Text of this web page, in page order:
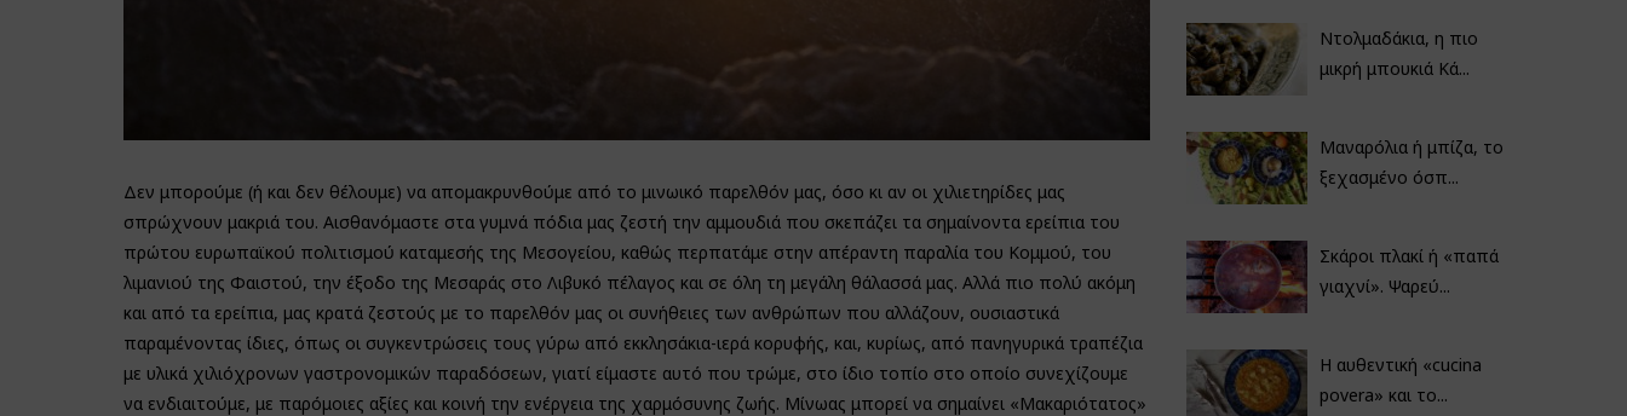
Δεν μπορούμε (ή και δεν θέλουμε) να απομακρυνθούμε από το μινωικό παρελθόν μας, όσο κι αν οι χιλιετηρίδες μας
σπρώχνουν μακριά του. Αισθανόμαστε στα γυμνά πόδια μας ζεστή την αμμουδιά που σκεπάζει τα σημαίνοντα ερείπια του
πρώτου ευρωπαϊκού πολιτισμού καταμεσής της Μεσογείου, καθώς περπατάμε στην απέραντη παραλία του Κομμού, του
λιμανιού της Φαιστού, την έξοδο της Μεσαράς στο Λιβυκό πέλαγος και σε όλη τη μεγάλη θάλασσά μας. Αλλά πιο πολύ ακόμη
και από τα ερείπια, μας κρατά ζεστούς με το παρελθόν μας οι συνήθειες των ανθρώπων που αλλάζουν, ουσιαστικά
παραμένοντας ίδιες, όπως οι συγκεντρώσεις τους γύρω από εκκλησάκια-ιερά κορυφής, και, κυρίως, από πανηγυρικά τραπέζια
με υλικά χιλιόχρονων γαστρονομικών παραδόσεων, γιατί είμαστε αυτό που τρώμε, στο ίδιο τοπίο στο οποίο συνεχίζουμε
να ενδιαιτούμε, με παρόμοιες αξίες και κοινή την ενέργεια της χαρμόσυνης ζωής. Μίνωας μπορεί να σημαίνει «Μακαριότατος»
Ντολμαδάκια, η πιο
μικρή μπουκιά Κά...
Μαναρόλια ή μπίζα, το
ξεχασμένο όσπ...
Σκάροι πλακί ή «παπά
γιαχνί». Ψαρεύ...
Η αυθεντική «cucina
povera» και το...